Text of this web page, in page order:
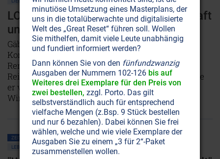
LOLA: Das Erfolgsrezept für Wirtschaft
und Leben
Gäbe es für , LOLA ' ein Copyright, es läge bei
Konfuzius, Jesus, Lao Tse und Buddha Gautama.
René Egli, ein Schweizer Geschäftsmann, ist zum
Reisenden in Sachen Liebe geworden. Die Welt, die
er vorwiegend bereist, ist eine des Kampfes: Die
Wirtschaft.
NICHT ONLINE VERFÜGBAR
ZEITENSCHRIFT NR. 4, S.26 GESELLSCHAFT ALLGEMEIN
LEBENSHILFE
minutiöse Umsetzung eines Masterplans, der
uns in die totalüberwachte und digitalisierte
Welt des „Great Reset“ führen soll. Wollen
Sie mithelfen, damit viele Leute unabhängig
und fundiert informiert werden?
Dann können Sie von den fünfundzwanzig
Ausgaben der Nummern 102-126 bis auf
Weiteres drei Exemplare für den Preis von
zwei bestellen, zzgl. Porto. Das gilt
selbstverständlich auch für entsprechend
vielfache Mengen (z.Bsp. 9 Stück bestellen
und nur 6 bezahlen). Dabei können Sie frei
wählen, welche und wie viele Exemplare der
Ausgaben Sie zu einem „3 für 2“-Paket
zusammenstellen wollen.